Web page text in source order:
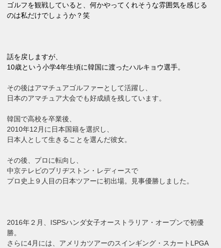
ゴルフを観戦していると、何かやってくれそうな雰囲気を感じる
のは私だけでしょうか？笑
話を戻しますが、
10歳という小学4年生頃に韓国に渡ったハルキョウ選手。
その後はアマチュアゴルファーとして活躍し、
日本のアマチュア大会でも好成績を残しています。
韓国で高校を卒業後、
2010年12月に日本国籍を選択し、
日本人として生きることを選んだ彼女。
その後、プロに転向し、
中京テレビのブリヂストン・レディースで
プロ史上９人目の日本ツアーに初出場。見事優勝しました。
2016年２月、ISPSハンダ女子オーストラリア・オープンで初優
勝。
さらに4月には、アメリカツアーのスインギング・スカートLPGA